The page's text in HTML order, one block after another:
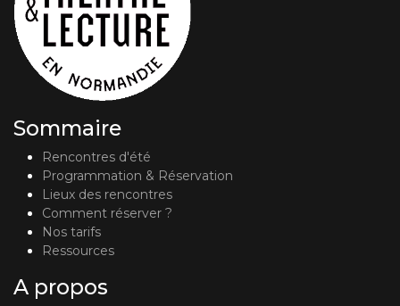
Sommaire
Rencontres d'été
Programmation & Réservation
Lieux des rencontres
Comment réserver ?
Nos tarifs
Ressources
A propos